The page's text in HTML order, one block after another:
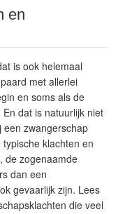
en
is ook helemaal
met allerlei
en soms als de
dat is natuurlijk niet
een zwangerschap
klachten en
de zogenaamde
dan een
gevaarlijk zijn. Lees
die veel